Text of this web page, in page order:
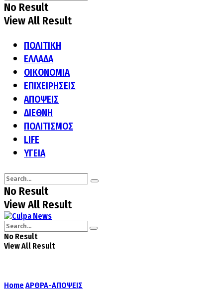
No Result
View All Result
ΠΟΛΙΤΙΚΗ
ΕΛΛΑΔΑ
ΟΙΚΟΝΟΜΙΑ
ΕΠΙΧΕΙΡΗΣΕΙΣ
ΑΠΟΨΕΙΣ
ΔΙΕΘΝΗ
ΠΟΛΙΤΙΣΜΟΣ
LIFE
ΥΓΕΙΑ
No Result
View All Result
No Result
View All Result
Home ΑΡΘΡΑ-ΑΠΟΨΕΙΣ